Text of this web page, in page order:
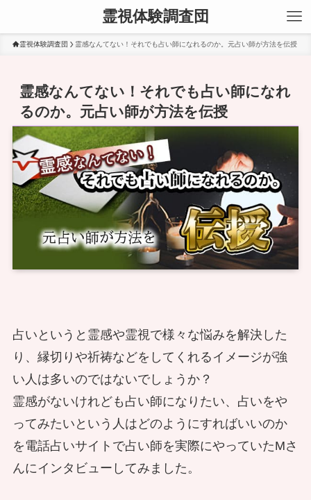
霊視体験調査団
霊視体験調査団 霊感なんてない！それでも占い師になれるのか。元占い師が方法を伝授
霊感なんてない！それでも占い師になれ
るのか。元占い師が方法を伝授
占いというと霊感や霊視で様々な悩みを解決した
り、縁切りや祈祷などをしてくれるイメージが強
い人は多いのではないでしょうか？
霊感がないけれども占い師になりたい、占いをや
ってみたいという人はどのようにすればいいのか
を電話占いサイトで占い師を実際にやっていたMさ
んにインタビューしてみました。